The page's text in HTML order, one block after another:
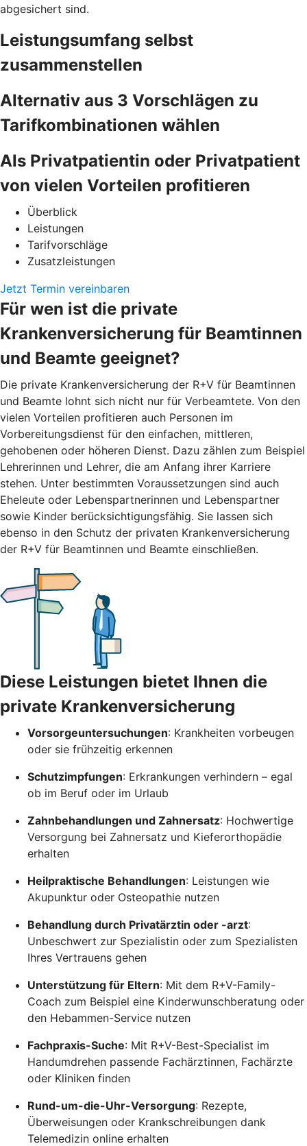
abgesichert sind.
Leistungsumfang selbst
zusammenstellen
Alternativ aus 3 Vorschlägen zu
Tarifkombinationen wählen
Als Privatpatientin oder Privatpatient
von vielen Vorteilen profitieren
Überblick
Leistungen
Tarifvorschläge
Zusatzleistungen
Jetzt Termin vereinbaren
Für wen ist die private
Krankenversicherung für Beamtinnen
und Beamte geeignet?
Die private Krankenversicherung der R+V für Beamtinnen
und Beamte lohnt sich nicht nur für Verbeamtete. Von den
vielen Vorteilen profitieren auch Personen im
Vorbereitungsdienst für den einfachen, mittleren,
gehobenen oder höheren Dienst. Dazu zählen zum Beispiel
Lehrerinnen und Lehrer, die am Anfang ihrer Karriere
stehen. Unter bestimmten Voraussetzungen sind auch
Eheleute oder Lebenspartnerinnen und Lebenspartner
sowie Kinder berücksichtigungsfähig. Sie lassen sich
ebenso in den Schutz der privaten Krankenversicherung
der R+V für Beamtinnen und Beamte einschließen.
Diese Leistungen bietet Ihnen die
private Krankenversicherung
Vorsorgeuntersuchungen: Krankheiten vorbeugen
oder sie frühzeitig erkennen
Schutzimpfungen: Erkrankungen verhindern – egal
ob im Beruf oder im Urlaub
Zahnbehandlungen und Zahnersatz: Hochwertige
Versorgung bei Zahnersatz und Kieferorthopädie
erhalten
Heilpraktische Behandlungen: Leistungen wie
Akupunktur oder Osteopathie nutzen
Behandlung durch Privatärztin oder -arzt:
Unbeschwert zur Spezialistin oder zum Spezialisten
Ihres Vertrauens gehen
Unterstützung für Eltern: Mit dem R+V-Family-
Coach zum Beispiel eine Kinderwunschberatung oder
den Hebammen-Service nutzen
Fachpraxis-Suche: Mit R+V-Best-Specialist im
Handumdrehen passende Fachärztinnen, Fachärzte
oder Kliniken finden
Rund-um-die-Uhr-Versorgung: Rezepte,
Überweisungen oder Krankschreibungen dank
Telemedizin online erhalten